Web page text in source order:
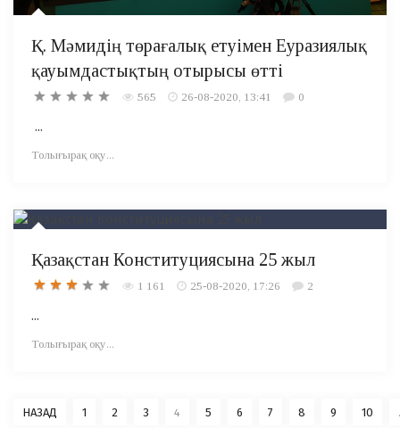
Қ. Мәмидің төрағалық етуімен Еуразиялық
қауымдастықтың отырысы өтті
565 26-08-2020, 13:41 0
...
Толығырақ оқу...
Қазақстан Конституциясына 25 жыл
1 161 25-08-2020, 17:26 2
...
Толығырақ оқу...
НАЗАД 1 2 3 4 5 6 7 8 9 10